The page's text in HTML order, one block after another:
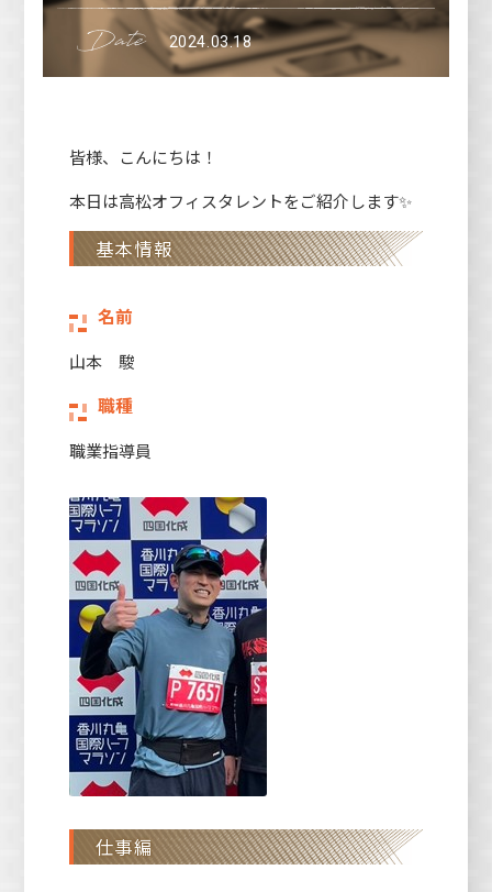
高松オフィス
2024.03.18
皆様、こんにちは！
本日は高松オフィスタレントをご紹介します✨
基本情報
名前
山本 駿
職種
職業指導員
仕事編